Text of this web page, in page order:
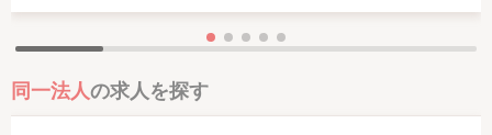
同一法人の求人を探す